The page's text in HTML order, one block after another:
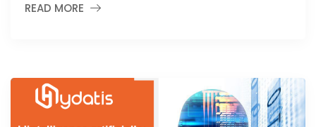
READ MORE